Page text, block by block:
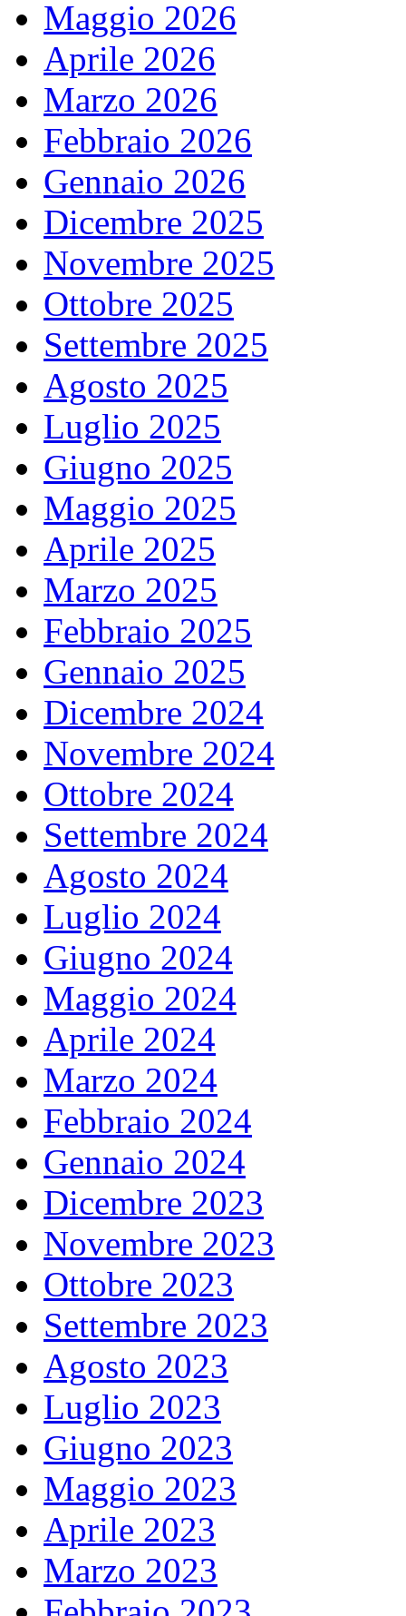
Maggio 2026
Aprile 2026
Marzo 2026
Febbraio 2026
Gennaio 2026
Dicembre 2025
Novembre 2025
Ottobre 2025
Settembre 2025
Agosto 2025
Luglio 2025
Giugno 2025
Maggio 2025
Aprile 2025
Marzo 2025
Febbraio 2025
Gennaio 2025
Dicembre 2024
Novembre 2024
Ottobre 2024
Settembre 2024
Agosto 2024
Luglio 2024
Giugno 2024
Maggio 2024
Aprile 2024
Marzo 2024
Febbraio 2024
Gennaio 2024
Dicembre 2023
Novembre 2023
Ottobre 2023
Settembre 2023
Agosto 2023
Luglio 2023
Giugno 2023
Maggio 2023
Aprile 2023
Marzo 2023